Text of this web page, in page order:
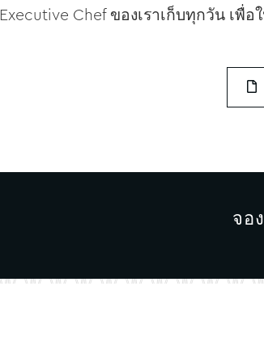
Executive Chef ของเราเก็บทุกวัน เ
จอง